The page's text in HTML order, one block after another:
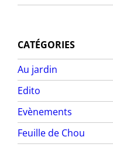
CATÉGORIES
Au jardin
Edito
Evènements
Feuille de Chou